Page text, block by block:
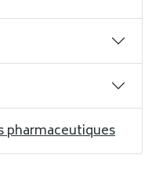
pharmaceutiques